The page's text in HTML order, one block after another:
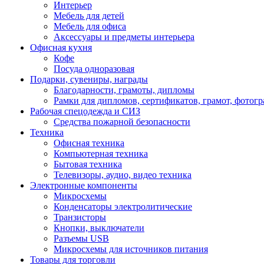
Интерьер
Мебель для детей
Мебель для офиса
Аксессуары и предметы интерьера
Офисная кухня
Кофе
Посуда одноразовая
Подарки, сувениры, награды
Благодарности, грамоты, дипломы
Рамки для дипломов, сертификатов, грамот,
Рабочая спецодежда и СИЗ
Средства пожарной безопасности
Техника
Офисная техника
Компьютерная техника
Бытовая техника
Телевизоры, аудио, видео техника
Электронные компоненты
Микросхемы
Конденсаторы электролитические
Транзисторы
Кнопки, выключатели
Разъемы USB
Микросхемы для источников питания
Товары для торговли